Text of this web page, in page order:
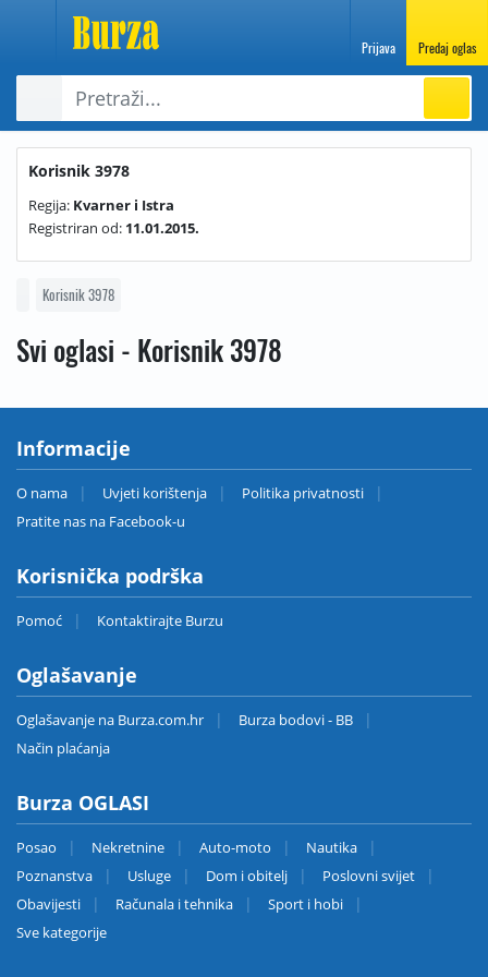
Prijava Predaj oglas
Korisnik 3978
Regija: Kvarner i Istra
Registriran od: 11.01.2015.
Korisnik 3978
Svi oglasi - Korisnik 3978
Informacije
O nama Uvjeti korištenja
Politika privatnosti
Pratite nas na Facebook-u
Korisnička podrška
Pomoć Kontaktirajte Burzu
Oglašavanje
Oglašavanje na Burza.com.hr
Burza bodovi - BB
Način plaćanja
Burza OGLASI
Posao Nekretnine Auto-moto
Nautika
Poznanstva
Usluge Dom i obitelj
Poslovni svijet
Obavijesti
Računala i tehnika
Sport i hobi
Sve kategorije